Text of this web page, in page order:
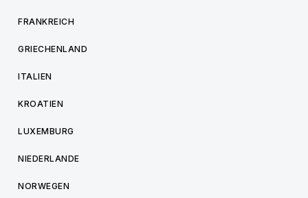
FRANKREICH
GRIECHENLAND
ITALIEN
KROATIEN
LUXEMBURG
NIEDERLANDE
NORWEGEN